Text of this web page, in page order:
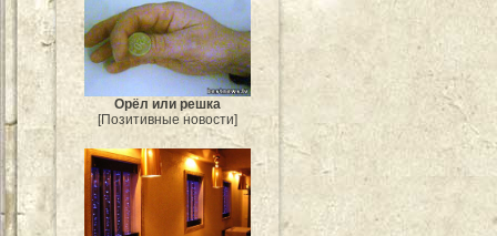
Орёл или решка
[Позитивные новости]